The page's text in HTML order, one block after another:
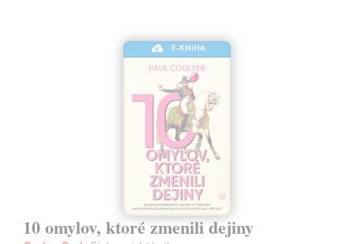
E-KNIHA
10 omylov, ktoré zmenili dejiny